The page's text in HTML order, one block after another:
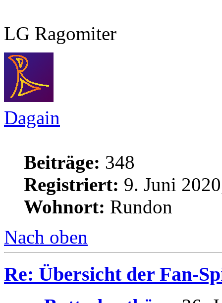
LG Ragomiter
Dagain
Beiträge: 348
Registriert: 9. Juni
Wohnort: Rundon
Nach oben
Re: Übersicht der Fan-